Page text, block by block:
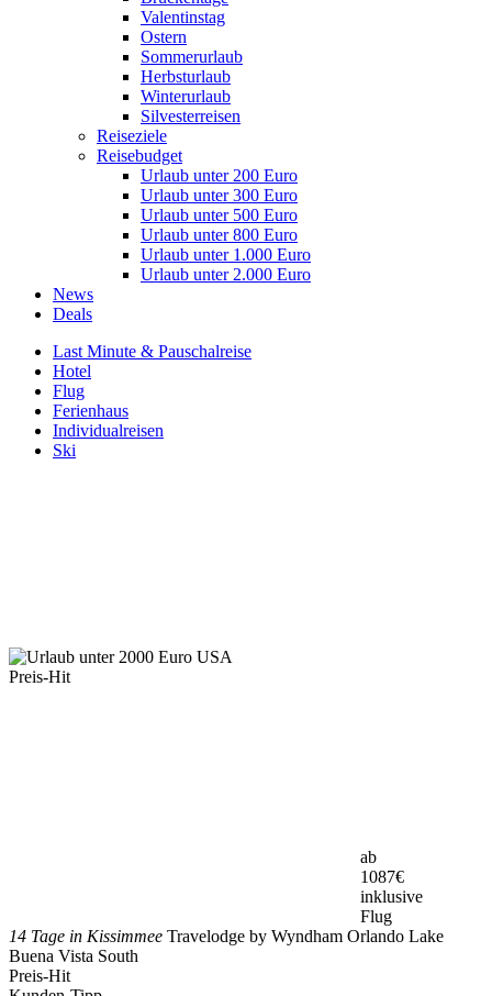
Valentinstag
Ostern
Sommerurlaub
Herbsturlaub
Winterurlaub
Silvesterreisen
Reiseziele
Reisebudget
Urlaub unter 200 Euro
Urlaub unter 300 Euro
Urlaub unter 500 Euro
Urlaub unter 800 Euro
Urlaub unter 1.000 Euro
Urlaub unter 2.000 Euro
News
Deals
Last Minute & Pauschalreise
Hotel
Flug
Ferienhaus
Individualreisen
Ski
Preis-Hit
ab
1087€
inklusive
Flug
14 Tage in Kissimmee Travelodge by Wyndham Orlando Lake
Buena Vista South
Preis-Hit